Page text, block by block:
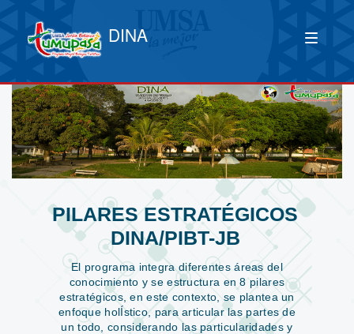
DINA
PILARES ESTRATÉGICOS
DINA/PIBT-JB
El programa integra diferentes áreas del
conocimiento y se estructura en 8 pilares
estratégicos, en este contexto, se plantea un
enfoque holÍstico, para articular las partes de
un todo, considerando las particularidades y